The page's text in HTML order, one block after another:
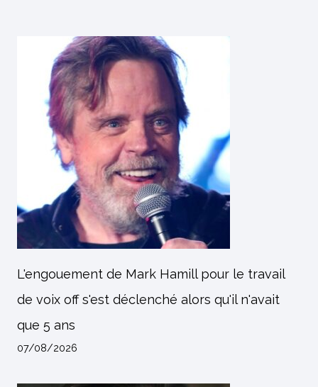
L'engouement de Mark Hamill pour le travail
de voix off s'est déclenché alors qu'il n'avait
que 5 ans
07/08/2026